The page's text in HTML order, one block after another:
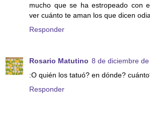
mucho que se ha estropeado con
ver cuánto te aman los que dicen
Responder
Rosario Matutino 8 de diciembre
:O quién los tatuó? en dónde?
Responder